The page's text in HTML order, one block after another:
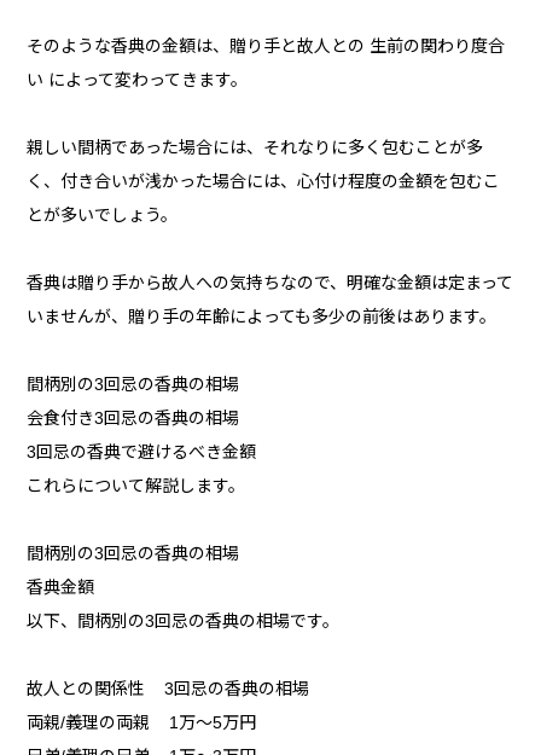
そのような香典の金額は、贈り手と故人との 生前の関わり度合
い によって変わってきます。
親しい間柄であった場合には、それなりに多く包むことが多
く、付き合いが浅かった場合には、心付け程度の金額を包むこ
とが多いでしょう。
香典は贈り手から故人への気持ちなので、明確な金額は定まって
いませんが、贈り手の年齢によっても多少の前後はあります。
間柄別の3回忌の香典の相場
会食付き3回忌の香典の相場
3回忌の香典で避けるべき金額
これらについて解説します。
間柄別の3回忌の香典の相場
香典金額
以下、間柄別の3回忌の香典の相場です。
故人との関係性 3回忌の香典の相場
両親/義理の両親 1万〜5万円